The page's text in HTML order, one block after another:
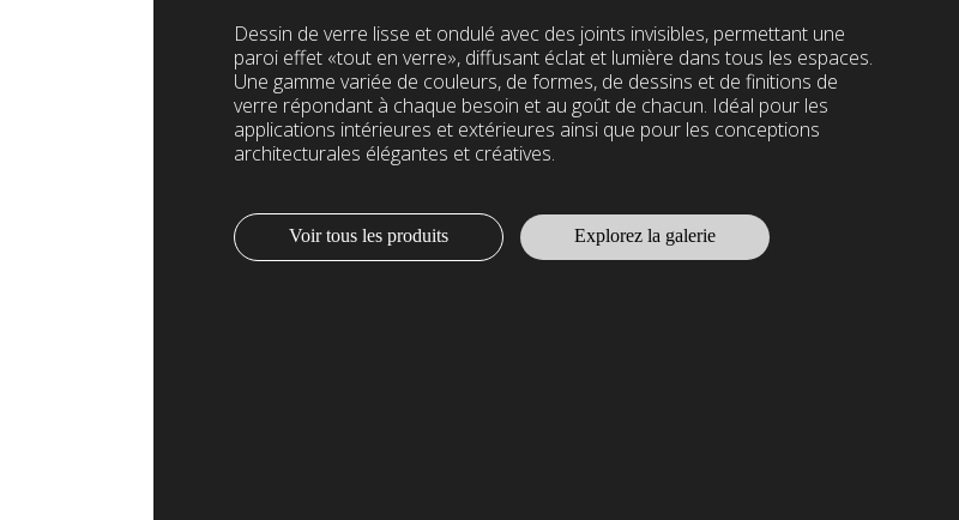
Dessin de verre lisse et ondulé avec des joints invisibles, permettant une
paroi effet «tout en verre», diffusant éclat et lumière dans tous les espaces.
Une gamme variée de couleurs, de formes, de dessins et de finitions de
verre répondant à chaque besoin et au goût de chacun. Idéal pour les
applications intérieures et extérieures ainsi que pour les conceptions
architecturales élégantes et créatives.
Voir tous les produits Explorez la galerie